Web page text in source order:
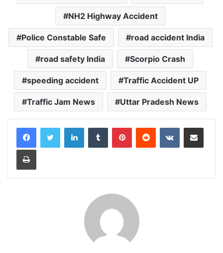
NH2 Highway Accident
Police Constable Safe road accident India
road safety India Scorpio Crash
speeding accident Traffic Accident UP
Traffic Jam News Uttar Pradesh News
LinkedInTumblr PinterestReddit VKontakteShare via Email
Print